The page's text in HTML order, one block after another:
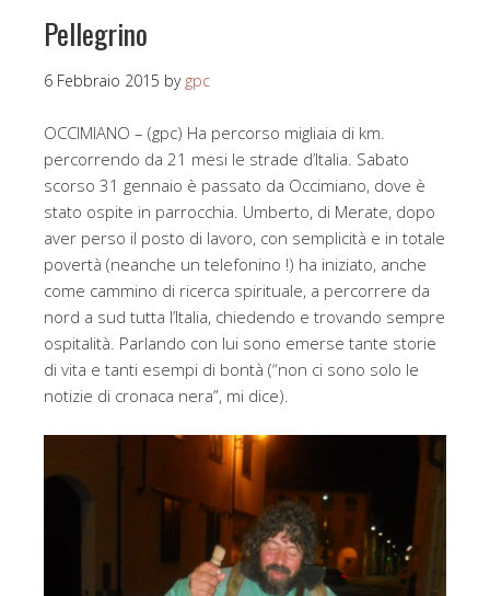
Pellegrino
6 Febbraio 2015 by gpc
OCCIMIANO – (gpc) Ha percorso migliaia di km.
percorrendo da 21 mesi le strade d’Italia. Sabato
scorso 31 gennaio è passato da Occimiano, dove è
stato ospite in parrocchia. Umberto, di Merate, dopo
aver perso il posto di lavoro, con semplicità e in totale
povertà (neanche un telefonino !) ha iniziato, anche
come cammino di ricerca spirituale, a percorrere da
nord a sud tutta l’Italia, chiedendo e trovando sempre
ospitalità. Parlando con lui sono emerse tante storie
di vita e tanti esempi di bontà (“non ci sono solo le
notizie di cronaca nera”, mi dice).